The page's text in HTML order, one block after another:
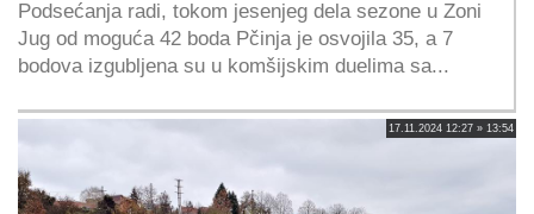
Podsećanja radi, tokom jesenjeg dela sezone u Zoni
Jug od moguća 42 boda Pčinja je osvojila 35, a 7
bodova izgubljena su u komšijskim duelima sa...
17.11.2024 12:27 » 13:54